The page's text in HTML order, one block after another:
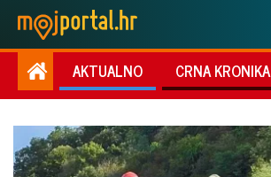
AKTUALNO CRNA KRONIKA